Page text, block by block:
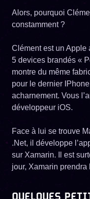
Alors, pourquoi
constamment ?
Clément est un Apple
5 devices brandés «
montre du même
pour le dernier
acharnement. Vous
développeur iOS.
Face à lui se trouve
.Net, il développe
sur Xamarin. Il est
jour, Xamarin prendra